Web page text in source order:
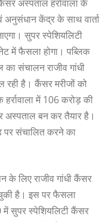
अस्पताल हर्रावाला के
केंद्र के साथ वार्ता
सुपर स्पेशियलिटी
में फैसला होगा। पब्लिक
का संचालन राजीव गांधी
रही है। कैंसर मरीजों को
में 106 करोड़ की
बन कर तैयार है।
पर संचालित करने का
के लिए राजीव गांधी कैंसर
है। इस पर फैसला
में सुपर स्पेशियलिटी कैंसर